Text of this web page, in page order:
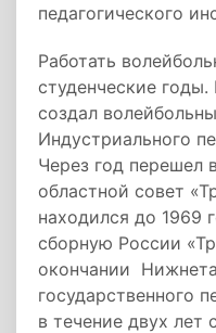
педагогического
Работать
студенческие
создал
Индустриального
Через год перешел
областной совет
находился до 1969
сборную России
окончании
государственного
в течение двух